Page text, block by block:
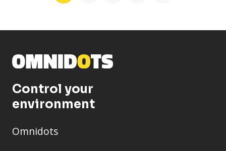
Control your
environment
Omnidots